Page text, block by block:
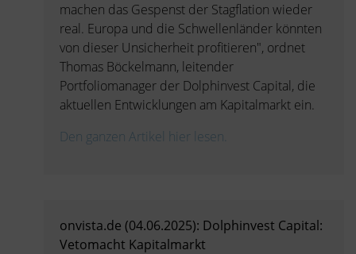
machen das Gespenst der Stagflation wieder
real. Europa und die Schwellenländer könnten
von dieser Unsicherheit profitieren", ordnet
Thomas Böckelmann, leitender
Portfoliomanager der Dolphinvest Capital, die
aktuellen Entwicklungen am Kapitalmarkt ein.
Den ganzen Artikel hier lesen.
onvista.de (04.06.2025): Dolphinvest Capital:
Vetomacht Kapitalmarkt